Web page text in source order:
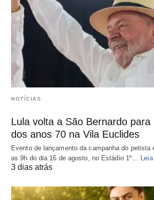
NOTÍCIAS
Lula volta a São Bernardo
dos anos 70 na Vila Euclides
Evento de lançamento da campanha do petista
as 9h do dia 16 de agosto, no Estádio 1º…
3 dias atrás